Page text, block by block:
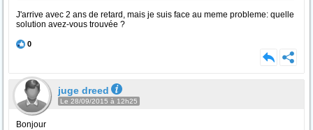
J'arrive avec 2 ans de retard, mais je suis face au meme probleme: quelle
solution avez-vous trouvée ?
0
juge dreed
Le 28/09/2015 à 12h25
Bonjour